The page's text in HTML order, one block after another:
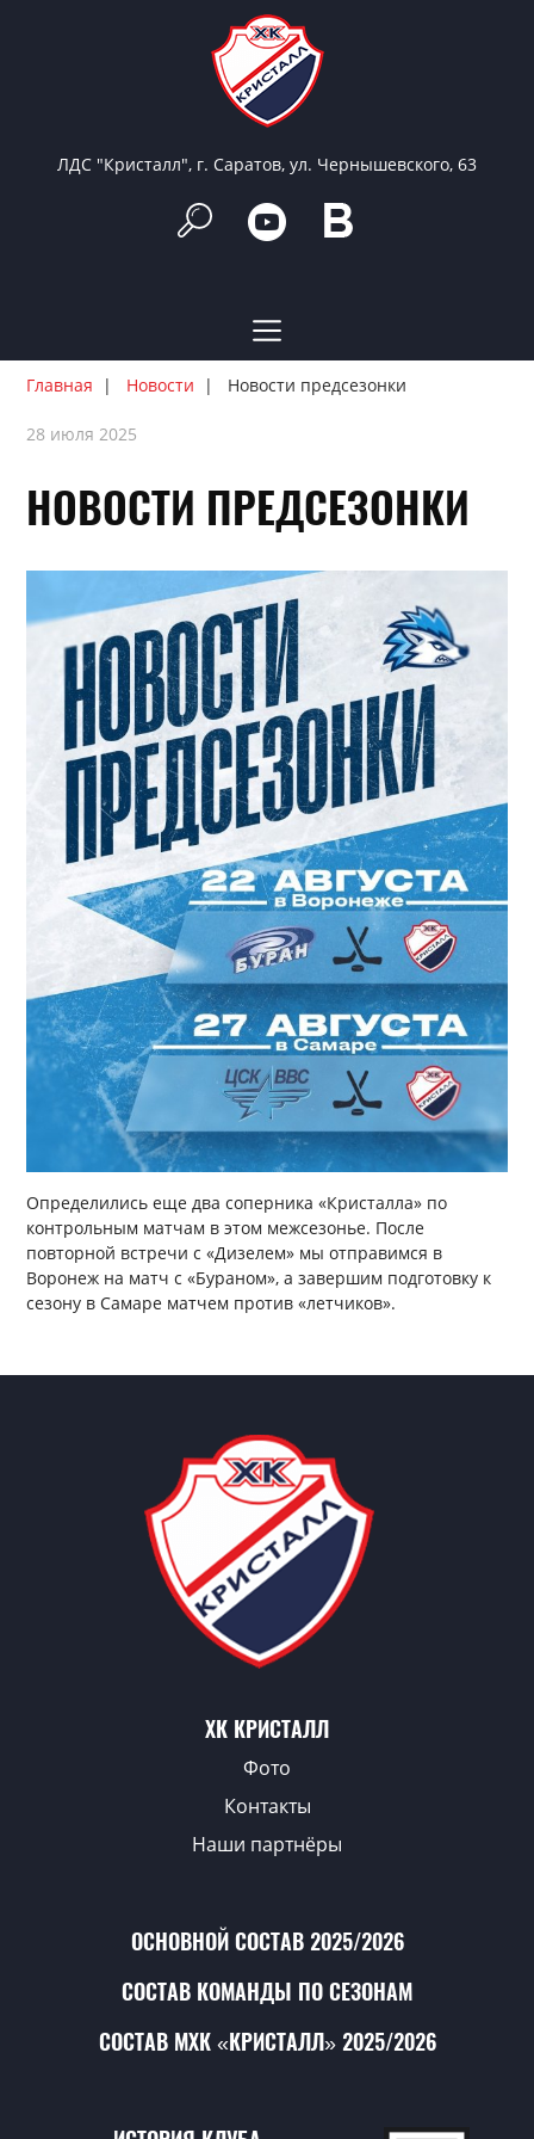
ЛДС "Кристалл", г. Саратов, ул. Чернышевского, 63
Главная Новости Новости предсезонки
28 июля 2025
НОВОСТИ ПРЕДСЕЗОНКИ
Определились еще два соперника «Кристалла» по
контрольным матчам в этом межсезонье. После
повторной встречи с «Дизелем» мы отправимся в
Воронеж на матч с «Бураном», а завершим подготовку к
сезону в Самаре матчем против «летчиков».
ХК КРИСТАЛЛ
Фото
Контакты
Наши партнёры
ОСНОВНОЙ СОСТАВ 2025/2026
СОСТАВ КОМАНДЫ ПО СЕЗОНАМ
СОСТАВ МХК «КРИСТАЛЛ» 2025/2026